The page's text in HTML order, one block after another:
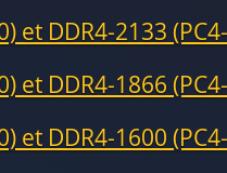
et DDR4-2133
et DDR4-1866
et DDR4-1600